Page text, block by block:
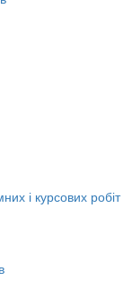
і курсових робіт